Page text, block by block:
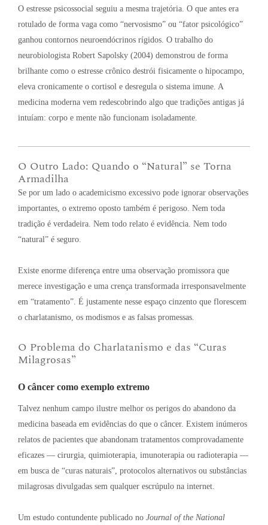
O estresse psicossocial seguiu a mesma trajetória. O que antes era
rotulado de forma vaga como “nervosismo” ou “fator psicológico”
ganhou contornos neuroendócrinos rígidos. O trabalho do
neurobiologista Robert Sapolsky (2004) demonstrou de forma
brilhante como o estresse crônico destrói fisicamente o hipocampo,
eleva cronicamente o cortisol e desregula o sistema imune. A
medicina moderna vem redescobrindo algo que tradições antigas já
intuíam: corpo e mente não funcionam isoladamente.
O Outro Lado: Quando o “Natural” se Torna
Armadilha
Se por um lado o academicismo excessivo pode ignorar observações
importantes, o extremo oposto também é perigoso. Nem toda
tradição é verdadeira. Nem todo relato é evidência. Nem todo
“natural” é seguro.
Existe enorme diferença entre uma observação promissora que
merece investigação e uma crença transformada irresponsavelmente
em “tratamento”. É justamente nesse espaço cinzento que florescem
o charlatanismo, os modismos e as falsas promessas.
O Problema do Charlatanismo e das “Curas
Milagrosas”
O câncer como exemplo extremo
Talvez nenhum campo ilustre melhor os perigos do abandono da
medicina baseada em evidências do que o câncer. Existem inúmeros
relatos de pacientes que abandonam tratamentos comprovadamente
eficazes — cirurgia, quimioterapia, imunoterapia ou radioterapia —
em busca de “curas naturais”, protocolos alternativos ou substâncias
milagrosas divulgadas sem qualquer escrúpulo na internet.
Um estudo contundente publicado no Journal of the National